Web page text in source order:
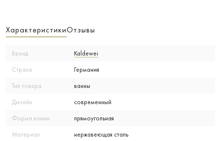
ХарактеристикиОтзывы
Бренд Kaldewei
Страна Германия
Тип товара ванны
Дизайн современный
Форма ванны прямоугольная
Материал нержавеющая сталь